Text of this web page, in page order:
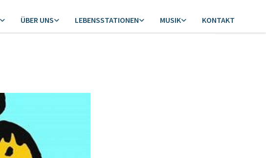
ÜBER UNS LEBENSSTATIONEN MUSIK KONTAKT